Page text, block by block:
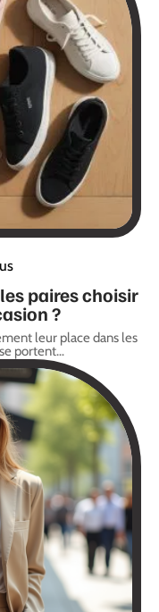
paires choisir
?
leur place dans les
portent…